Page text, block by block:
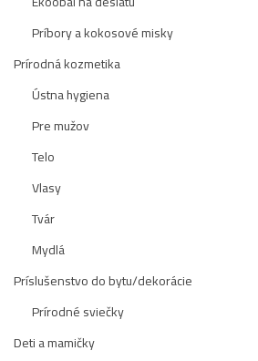
Príbory a kokosové misky
Prírodná kozmetika
Ústna hygiena
Pre mužov
Telo
Vlasy
Tvár
Mydlá
Príslušenstvo do bytu/dekorácie
Prírodné sviečky
Deti a mamičky